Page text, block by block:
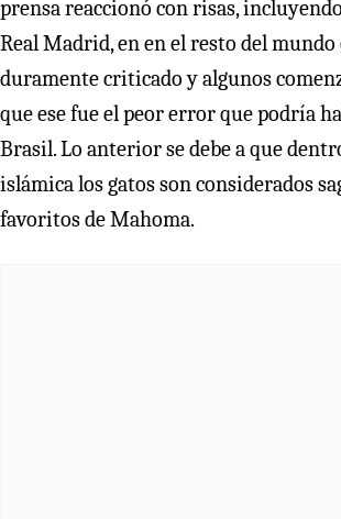
prensa reaccionó con risas,
Real Madrid, en en el resto del mundo
duramente criticado y algunos
que ese fue el peor error que podría
Brasil. Lo anterior se debe a que
islámica los gatos son considerados
favoritos de Mahoma.